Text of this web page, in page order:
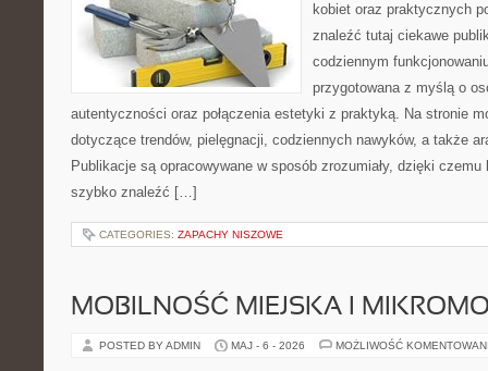
kobiet oraz praktycznych
znaleźć tutaj ciekawe
codziennym
przygotowana z myślą o
autentyczności oraz połączenia estetyki z praktyką. Na stronie
dotyczące trendów, pielęgnacji, codziennych nawyków, a także
Publikacje są opracowywane w sposób zrozumiały, dzięki
szybko znaleźć […]
CATEGORIES: ZAPACHY NISZOWE
MOBILNOŚĆ MIEJSKA I
POSTED BY ADMIN MAJ - 6 - 2026 MOŻLIWOŚĆ